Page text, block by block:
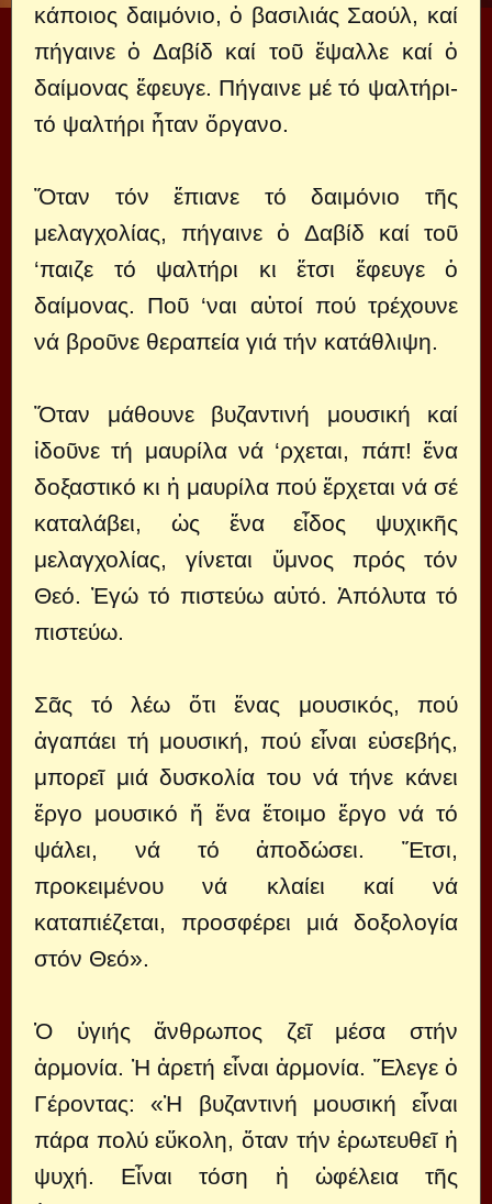
κάποιος δαιμόνιο, ὁ βασιλιάς Σαούλ, καί
πήγαινε ὁ Δαβίδ καί τοῦ ἔψαλλε καί ὁ
δαίμονας ἔφευγε. Πήγαινε μέ τό ψαλτήρι-
τό ψαλτήρι ἦταν ὄργανο.
Ὅταν τόν ἔπιανε τό δαιμόνιο τῆς
μελαγχολίας, πήγαινε ὁ Δαβίδ καί τοῦ
‘παιζε τό ψαλτήρι κι ἔτσι ἔφευγε ὁ
δαίμονας. Ποῦ ‘ναι αὐτοί πού τρέχουνε
νά βροῦνε θεραπεία γιά τήν κατάθλιψη.
Ὅταν μάθουνε βυζαντινή μουσική καί
ἰδοῦνε τή μαυρίλα νά ‘ρχεται, πάπ! ἕνα
δοξαστικό κι ἡ μαυρίλα πού ἔρχεται νά σέ
καταλάβει, ὡς ἕνα εἶδος ψυχικῆς
μελαγχολίας, γίνεται ὕμνος πρός τόν
Θεό. Ἐγώ τό πιστεύω αὐτό. Ἀπόλυτα τό
πιστεύω.
Σᾶς τό λέω ὅτι ἕνας μουσικός, πού
ἀγαπάει τή μουσική, πού εἶναι εὐσεβής,
μπορεῖ μιά δυσκολία του νά τήνε κάνει
ἔργο μουσικό ἤ ἕνα ἕτοιμο ἔργο νά τό
ψάλει, νά τό ἀποδώσει. Ἔτσι,
προκειμένου νά κλαίει καί νά
καταπιέζεται, προσφέρει μιά δοξολογία
στόν Θεό».
Ὁ ὑγιής ἄνθρωπος ζεῖ μέσα στήν
ἁρμονία. Ἡ ἀρετή εἶναι ἁρμονία. Ἔλεγε ὁ
Γέροντας: «Ἡ βυζαντινή μουσική εἶναι
πάρα πολύ εὔκολη, ὅταν τήν ἐρωτευθεῖ ἡ
ψυχή. Εἶναι τόση ἡ ὠφέλεια τῆς